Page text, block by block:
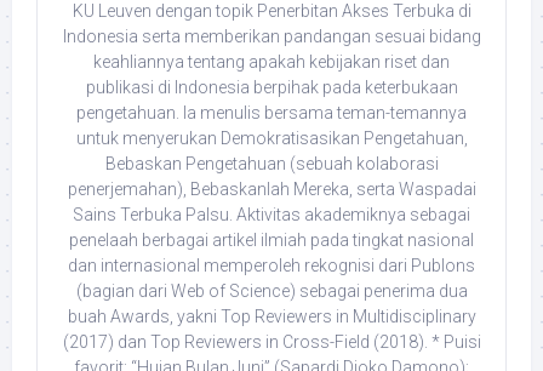
KU Leuven dengan topik Penerbitan Akses Terbuka di
Indonesia serta memberikan pandangan sesuai bidang
keahliannya tentang apakah kebijakan riset dan
publikasi di Indonesia berpihak pada keterbukaan
pengetahuan. Ia menulis bersama teman-temannya
untuk menyerukan Demokratisasikan Pengetahuan,
Bebaskan Pengetahuan (sebuah kolaborasi
penerjemahan), Bebaskanlah Mereka, serta Waspadai
Sains Terbuka Palsu. Aktivitas akademiknya sebagai
penelaah berbagai artikel ilmiah pada tingkat nasional
dan internasional memperoleh rekognisi dari Publons
(bagian dari Web of Science) sebagai penerima dua
buah Awards, yakni Top Reviewers in Multidisciplinary
(2017) dan Top Reviewers in Cross-Field (2018). * Puisi